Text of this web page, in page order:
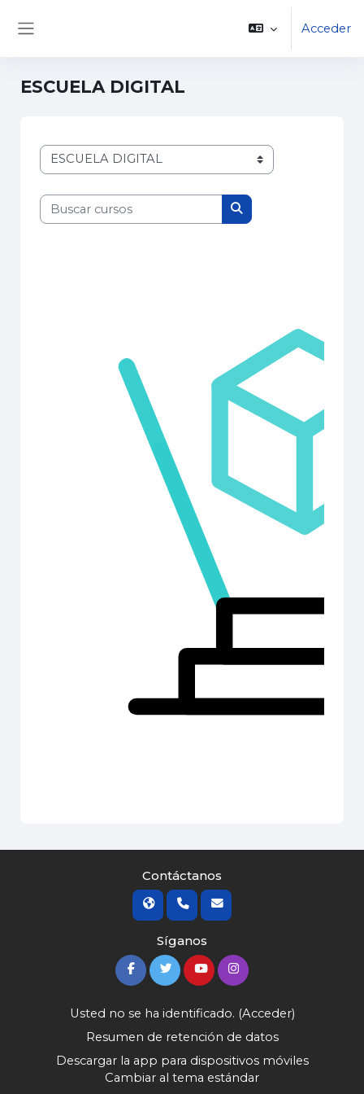
Acceder
ESCUELA DIGITAL
Categorías de curso
Buscar cursos
Buscar cursos
Contáctanos
Síganos
Usted no se ha identificado. (Acceder)
Resumen de retención de datos
Descargar la app para dispositivos móviles
Cambiar al tema estándar